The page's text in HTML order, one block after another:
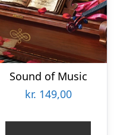
Sound of Music
kr. 149,00